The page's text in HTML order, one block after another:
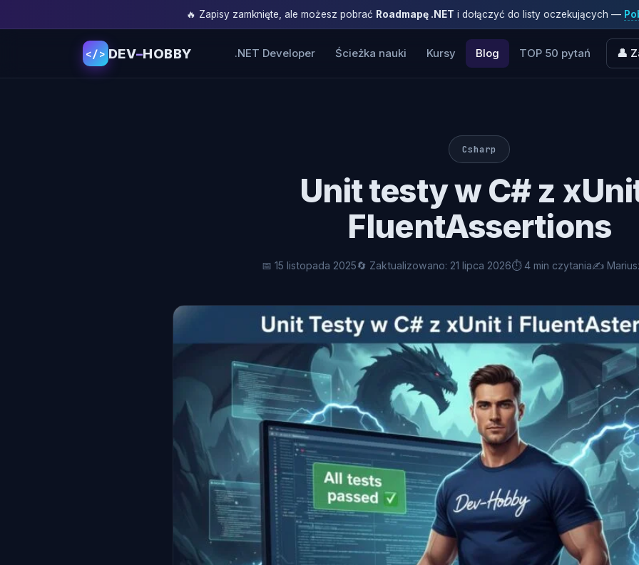
🔥 Zapisy zamknięte, ale możesz pobrać Roadmapę .NET i dołączyć do listy oczekujących —
</> DEV–HOBBY .NET Developer Ścieżka nauki Kursy Blog TOP 50 pytań 👤
Csharp
Unit testy w C# z
FluentAssertions
📅 15 listopada 2025🔄 Zaktualizowano: 21 lipca 2026⏱ 4 min czytania✍️